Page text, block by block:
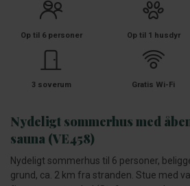
Op til 6 personer Op til 1 husdyr
3 soverum Gratis Wi-Fi
Nydeligt sommerhus med
sauna (VE458)
Nydeligt sommerhus til 6 personer,
grund, ca. 2 km fra stranden. Stue med